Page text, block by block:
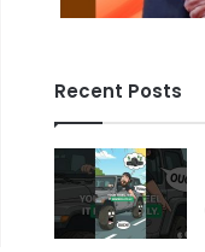
Recent Posts